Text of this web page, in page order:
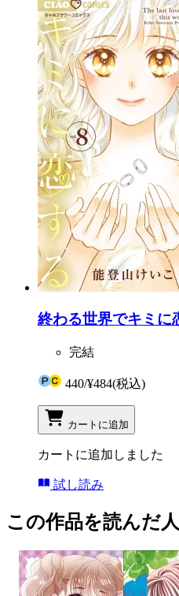
終わる世界でキミに
完結
440/¥484(税込)
カートに追加
カートに追加しました
試し読み
この作品を読んだ